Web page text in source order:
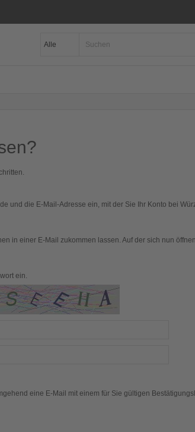
und die E-Mail-Adresse ein, mit der Sie Ihr Konto bei
in einer E-Mail zukommen lassen. Auf der sich nun
ein.
eine E-Mail mit einem für Sie gültigen